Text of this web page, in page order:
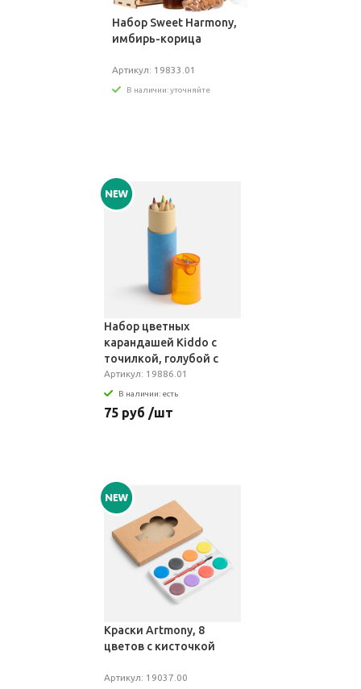
Набор Sweet Harmony,
имбирь-корица
Артикул: 19833.01
В наличии: уточняйте
Набор цветных
карандашей Kiddo с
точилкой, голубой с
оранжевым
Артикул: 19886.01
В наличии: есть
75 руб /шт
Краски Artmony, 8
цветов с кисточкой
Артикул: 19037.00